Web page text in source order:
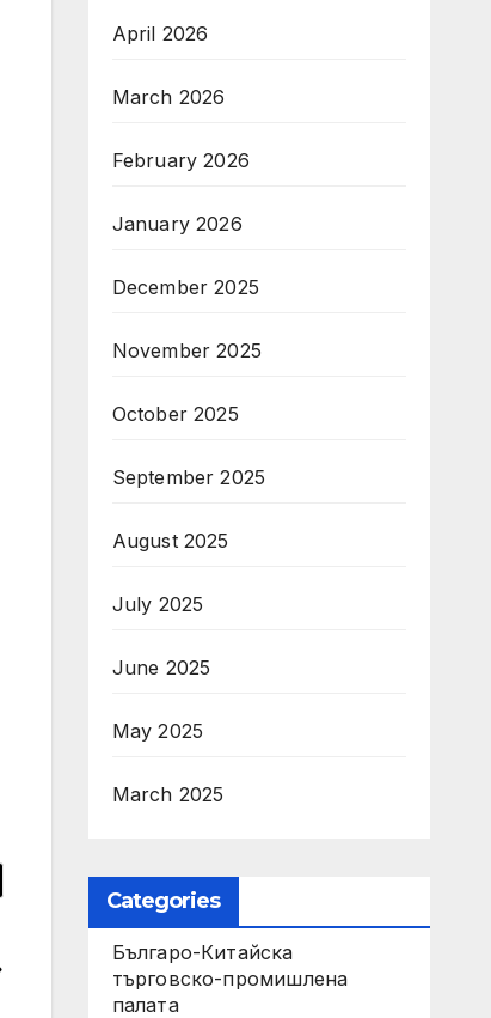
April 2026
March 2026
February 2026
January 2026
December 2025
November 2025
October 2025
September 2025
August 2025
July 2025
June 2025
May 2025
March 2025
Categories
Българо-Китайска
търговско-промишлена
палата